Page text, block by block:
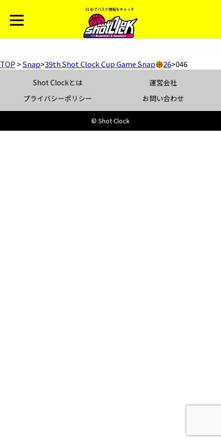
TOP >Snap>39th Shot Clock Cup Game Snap 26>046
Shot Clockとは
運営会社
プライバシーポリシー
お問い合わせ
© Shot Clock